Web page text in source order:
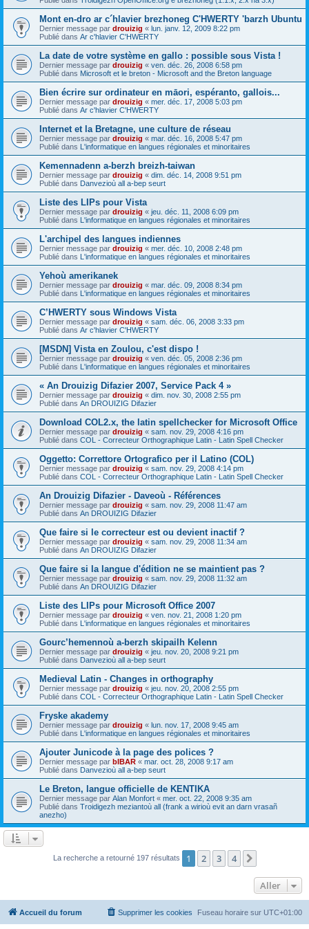
Mont en-dro ar c´hlavier brezhoneg C'HWERTY 'barzh Ubuntu
Dernier message par drouizig « lun. janv. 12, 2009 8:22 pm
Publié dans Ar c'hlavier C'HWERTY
La date de votre système en gallo : possible sous Vista !
Dernier message par drouizig « ven. déc. 26, 2008 6:58 pm
Publié dans Microsoft et le breton - Microsoft and the Breton language
Bien écrire sur ordinateur en māori, espéranto, gallois...
Dernier message par drouizig « mer. déc. 17, 2008 5:03 pm
Publié dans Ar c'hlavier C'HWERTY
Internet et la Bretagne, une culture de réseau
Dernier message par drouizig « mar. déc. 16, 2008 5:47 pm
Publié dans L'informatique en langues régionales et minoritaires
Kemennadenn a-berzh breizh-taiwan
Dernier message par drouizig « dim. déc. 14, 2008 9:51 pm
Publié dans Danvezioù all a-bep seurt
Liste des LIPs pour Vista
Dernier message par drouizig « jeu. déc. 11, 2008 6:09 pm
Publié dans L'informatique en langues régionales et minoritaires
L'archipel des langues indiennes
Dernier message par drouizig « mer. déc. 10, 2008 2:48 pm
Publié dans L'informatique en langues régionales et minoritaires
Yehoù amerikanek
Dernier message par drouizig « mar. déc. 09, 2008 8:34 pm
Publié dans L'informatique en langues régionales et minoritaires
C’HWERTY sous Windows Vista
Dernier message par drouizig « sam. déc. 06, 2008 3:33 pm
Publié dans Ar c'hlavier C'HWERTY
[MSDN] Vista en Zoulou, c'est dispo !
Dernier message par drouizig « ven. déc. 05, 2008 2:36 pm
Publié dans L'informatique en langues régionales et minoritaires
« An Drouizig Difazier 2007, Service Pack 4 »
Dernier message par drouizig « dim. nov. 30, 2008 2:55 pm
Publié dans An DROUIZIG Difazier
Download COL2.x, the latin spellchecker for Microsoft Office
Dernier message par drouizig « sam. nov. 29, 2008 4:16 pm
Publié dans COL - Correcteur Orthographique Latin - Latin Spell Checker
Oggetto: Correttore Ortografico per il Latino (COL)
Dernier message par drouizig « sam. nov. 29, 2008 4:14 pm
Publié dans COL - Correcteur Orthographique Latin - Latin Spell Checker
An Drouizig Difazier - Daveoù - Références
Dernier message par drouizig « sam. nov. 29, 2008 11:47 am
Publié dans An DROUIZIG Difazier
Que faire si le correcteur est ou devient inactif ?
Dernier message par drouizig « sam. nov. 29, 2008 11:34 am
Publié dans An DROUIZIG Difazier
Que faire si la langue d'édition ne se maintient pas ?
Dernier message par drouizig « sam. nov. 29, 2008 11:32 am
Publié dans An DROUIZIG Difazier
Liste des LIPs pour Microsoft Office 2007
Dernier message par drouizig « ven. nov. 21, 2008 1:20 pm
Publié dans L'informatique en langues régionales et minoritaires
Gourc’hemennoù a-berzh skipailh Kelenn
Dernier message par drouizig « jeu. nov. 20, 2008 9:21 pm
Publié dans Danvezioù all a-bep seurt
Medieval Latin - Changes in orthography
Dernier message par drouizig « jeu. nov. 20, 2008 2:55 pm
Publié dans COL - Correcteur Orthographique Latin - Latin Spell Checker
Fryske akademy
Dernier message par drouizig « lun. nov. 17, 2008 9:45 am
Publié dans L'informatique en langues régionales et minoritaires
Ajouter Junicode à la page des polices ?
Dernier message par bIBAR « mar. oct. 28, 2008 9:17 am
Publié dans Danvezioù all a-bep seurt
Le Breton, langue officielle de KENTIKA
Dernier message par Alan Monfort « mer. oct. 22, 2008 9:35 am
Publié dans Troidigezh meziantoù all (frank a wirioù evit an darn vrasañ
anezho)
La recherche a retourné 197 résultats 1 2 3 4
Aller
Accueil du forum Fuseau horaire sur UTC+01:00
Supprimer les cookies